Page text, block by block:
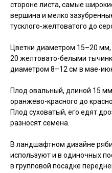
стороне листа, самые
вершина и мелко
тусклого-желтоватого до
Цветки диаметром 15–20
20 желтовато-белыми
диаметром 8–12 см в мае-
Плод овальный, длиной 15
оранжево-красного до
Плод суховатый, его едят
разносят семена.
В ландшафтном дизайне
используют и в одиночных
в групповой посадке